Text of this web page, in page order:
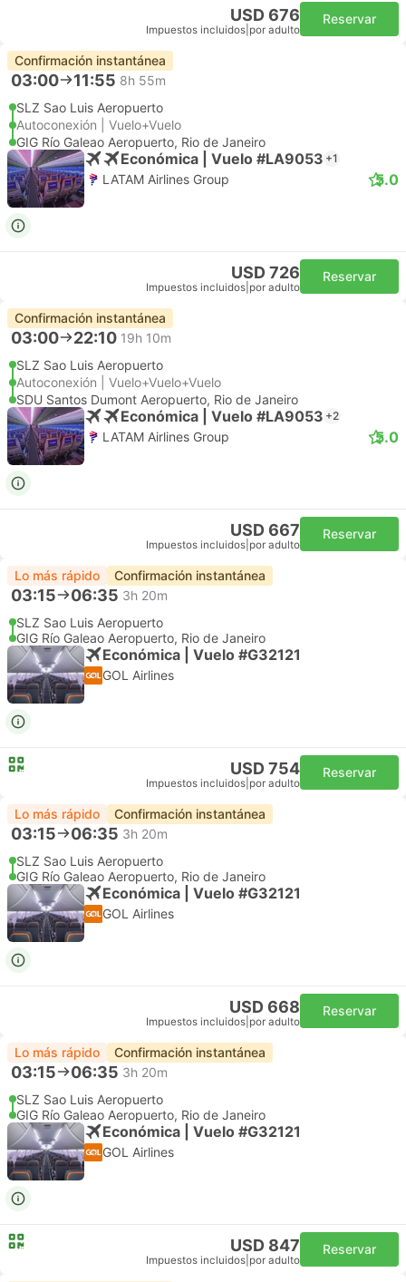
USD 676
Impuestos incluidos por adulto
Reservar
Confirmación instantánea
03:00 11:55 8h 55m
SLZ Sao Luis Aeropuerto
Autoconexión | Vuelo+Vuelo
GIG Río Galeao Aeropuerto, Rio de Janeiro
Económica | Vuelo #LA9053 +1
LATAM Airlines Group 5.0
USD 726
Impuestos incluidos por adulto
Reservar
Confirmación instantánea
03:00 22:10 19h 10m
SLZ Sao Luis Aeropuerto
Autoconexión | Vuelo+Vuelo+Vuelo
SDU Santos Dumont Aeropuerto, Rio de Janeiro
Económica | Vuelo #LA9053 +2
LATAM Airlines Group 5.0
USD 667
Impuestos incluidos por adulto
Reservar
Lo más rápido Confirmación instantánea
03:15 06:35 3h 20m
SLZ Sao Luis Aeropuerto
GIG Río Galeao Aeropuerto, Rio de Janeiro
Económica | Vuelo #G32121
GOL Airlines
USD 754
Impuestos incluidos por adulto
Reservar
Lo más rápido Confirmación instantánea
03:15 06:35 3h 20m
SLZ Sao Luis Aeropuerto
GIG Río Galeao Aeropuerto, Rio de Janeiro
Económica | Vuelo #G32121
GOL Airlines
USD 668
Impuestos incluidos por adulto
Reservar
Lo más rápido Confirmación instantánea
03:15 06:35 3h 20m
SLZ Sao Luis Aeropuerto
GIG Río Galeao Aeropuerto, Rio de Janeiro
Económica | Vuelo #G32121
GOL Airlines
USD 847
Impuestos incluidos por adulto
Reservar